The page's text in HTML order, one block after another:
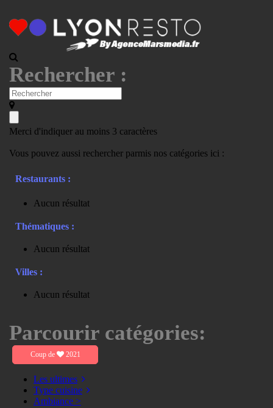
Rechercher :
Merci d'indiquer au moins 3 caractères
Vous pouvez aussi rechercher parmis nos catégories ici :
Restaurants :
Aucun résultat
Thématiques :
Aucun résultat
Villes :
Aucun résultat
Parcourir catégories:
Coup de 2021
Les ultimes
Type cuisine
Ambiance >